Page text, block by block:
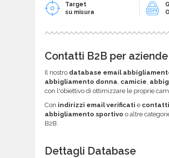
Target
su misura
Contatti B2B per
Il nostro database email
abbigliamento donna camicie
con l'obiettivo di ottimizzare le proprie
Con indirizzi email verificati e contatti
abbigliamento sportivo o altre
B2B.
Dettagli Database